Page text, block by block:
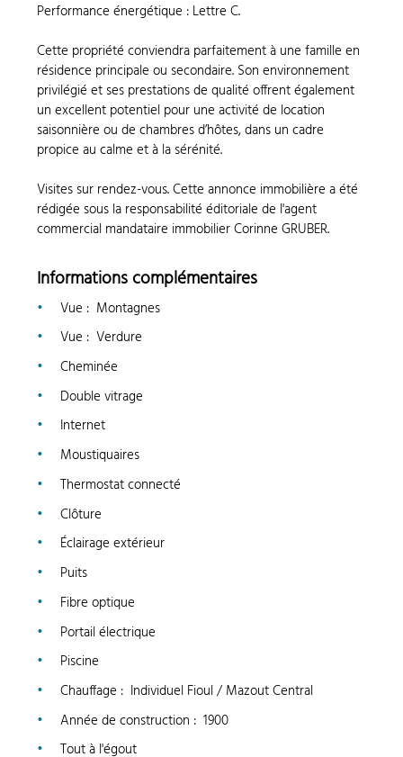
Performance énergétique : Lettre C.
Cette propriété conviendra parfaitement à une famille en
résidence principale ou secondaire. Son environnement
privilégié et ses prestations de qualité offrent également
un excellent potentiel pour une activité de location
saisonnière ou de chambres d’hôtes, dans un cadre
propice au calme et à la sérénité.
Visites sur rendez-vous. Cette annonce immobilière a été
rédigée sous la responsabilité éditoriale de l'agent
commercial mandataire immobilier Corinne GRUBER.
Informations complémentaires
Vue : Montagnes
Vue : Verdure
Cheminée
Double vitrage
Internet
Moustiquaires
Thermostat connecté
Clôture
Éclairage extérieur
Puits
Fibre optique
Portail électrique
Piscine
Chauffage : Individuel Fioul / Mazout Central
Année de construction : 1900
Tout à l'égout